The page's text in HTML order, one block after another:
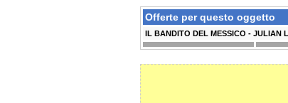
Offerte per questo oggetto
IL BANDITO DEL MESSICO - JULIAN